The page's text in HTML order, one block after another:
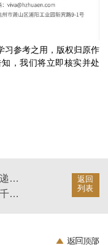
习参考之用，版权归原作
，我们将立即核实并处
返回
列表
上海衣架裤架厂，把精致传递给顾客【花萼】
实木古典衣架，礼仪之邦的千年文化传承见证者【华恩】